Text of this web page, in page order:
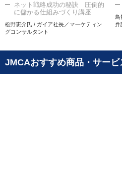
ネット戦略成功の秘訣 圧倒的
に儲かる仕組みづくり講座
松野恵介氏 / ガイア社長／マーケティン
グコンサルタント
弁
JMCAおすすめ商品・サービ